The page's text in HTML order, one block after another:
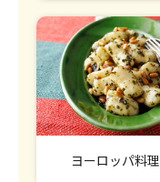
ヨーロッパ料理